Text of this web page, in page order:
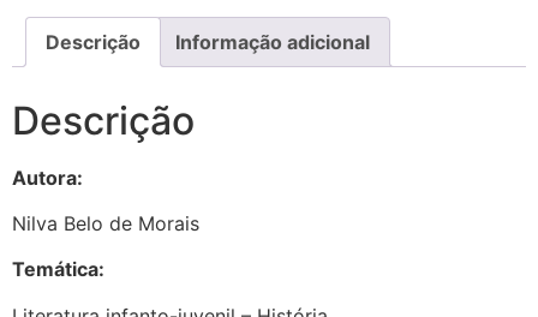
Descrição Informação adicional
Descrição
Autora:
Nilva Belo de Morais
Temática: